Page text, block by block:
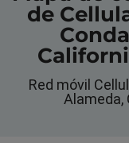
de
Red móvil
Alameda,